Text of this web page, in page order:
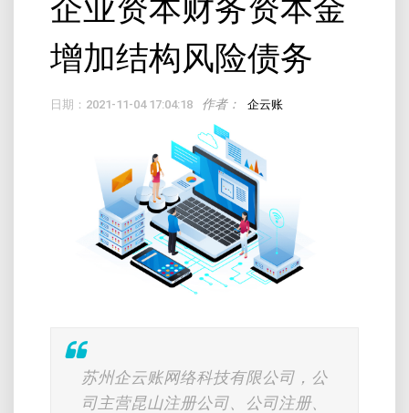
企业资本财务资本金
增加结构风险债务
日期：2021-11-04 17:04:18 作者： 企云账
苏州企云账网络科技有限公司，公
司主营昆山注册公司、公司注册、